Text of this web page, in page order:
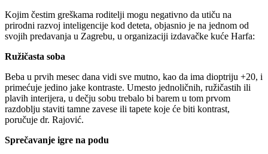
Kojim čestim greškama roditelji mogu negativno da utiču na
prirodni razvoj inteligencije kod deteta, objasnio je na jednom od
svojih predavanja u Zagrebu, u organizaciji izdavačke kuće Harfa:
Ružičasta soba
Beba u prvih mesec dana vidi sve mutno, kao da ima dioptriju +20, i
primećuje jedino jake kontraste. Umesto jednoličnih, ružičastih ili
plavih interijera, u dečju sobu trebalo bi barem u tom prvom
razdoblju staviti tamne zavese ili tapete koje će biti kontrast,
poručuje dr. Rajović.
Sprečavanje igre na podu